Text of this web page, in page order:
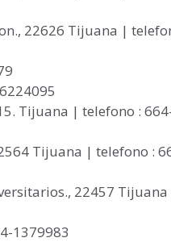
22626 Tijuana |
Tijuana | telefono :
Tijuana | telefono :
22457 Tijuana
1379983